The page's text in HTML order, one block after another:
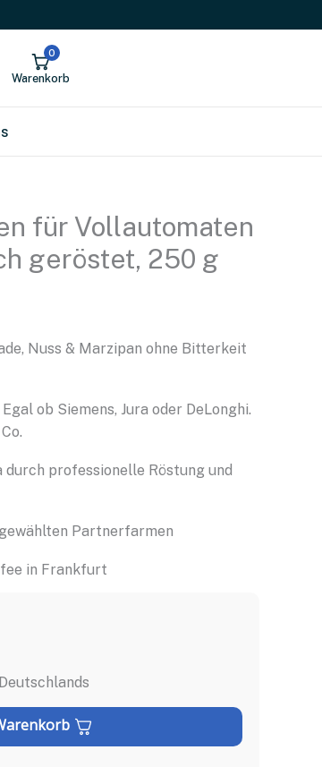
0
Warenkorb
für Vollautomaten
geröstet, 250 g
Nuss & Marzipan ohne Bitterkeit
Egal ob Siemens, Jura oder DeLonghi.
durch professionelle Röstung und
Partnerfarmen
in Frankfurt